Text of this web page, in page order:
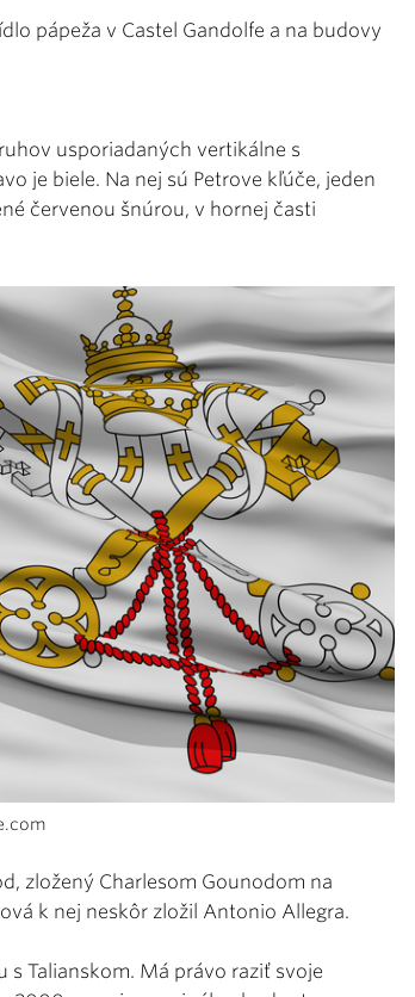
pápeža v Castel Gandolfe a na budovy
usporiadaných vertikálne s
je biele. Na nej sú Petrove kľúče, jeden
červenou šnúrou, v hornej časti
zložený Charlesom Gounodom na
k nej neskôr zložil Antonio Allegra.
Talianskom. Má právo raziť svoje